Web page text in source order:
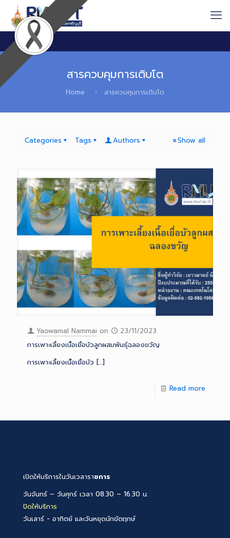
สารควบคุมการเติบโต
Home สารควบคุมการเติบโต
Categories Tags Authors Show all
Yaowamal Nammai on
23/11/2023
การเพาะเลี้ยงเนื้อเยื่อบัวลูกผสมพันธุ์ฉลองขวัญ
การเพาะเลี้ยงเนื้อเยื่อบัว […]
Read more
เปิดให้บริการในวันเวลาราชการ
วันจันทร์ – วันศุกร์ เวลา 08.30 – 16.30 น.
ปิดให้บริการ
วันเสาร์ - อาทิตย์ และวันหยุดนักขัตฤกษ์